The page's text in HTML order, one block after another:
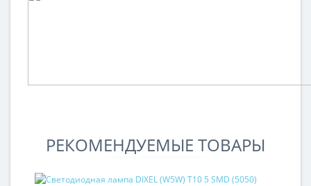
РЕКОМЕНДУЕМЫЕ ТОВАРЫ